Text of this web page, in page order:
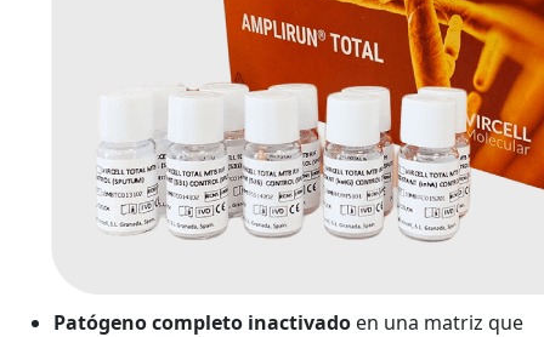
Patógeno completo inactivado en una matriz que